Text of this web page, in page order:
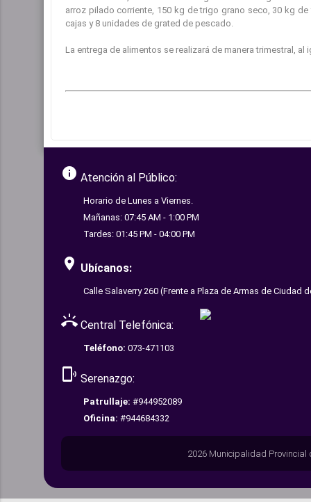
arroz pilado corriente, 150 kg de trigo grano seco, 30 kg
cajas y 8 unidades de grated de pescado.
La entrega de alimentos se realizará de manera trimestral,
info Atención al Público:
Horario de Lunes a Viernes.
Mañanas: 07:45 AM - 1:00 PM
Tardes: 01:45 PM - 04:00 PM
room Ubícanos:
Calle Salaverry 260 (Frente a Plaza de Armas de Ciudad
ring_volume Central Telefónica:
Teléfono: 073-471103
phonelink_ring Serenazgo:
Patrullaje: #944952089
Oficina: #944684332
2026 Municipalidad Provincial